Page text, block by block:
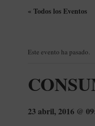
« Todos los Eventos
Este evento ha pasado.
23 abril, 2016 @